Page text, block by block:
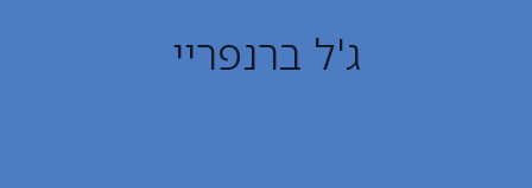
ג'ל ברנפריי